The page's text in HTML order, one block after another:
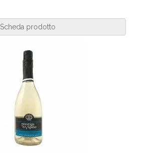
Scheda prodotto